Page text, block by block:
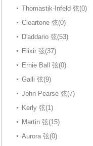
Thomastik-Infeld 弦(0)
Cleartone 弦(0)
D'addario 弦(53)
Elixir 弦(37)
Ernie Ball 弦(0)
Galli 弦(9)
John Pearse 弦(7)
Kerly 弦(1)
Martin 弦(15)
Aurora 弦(0)